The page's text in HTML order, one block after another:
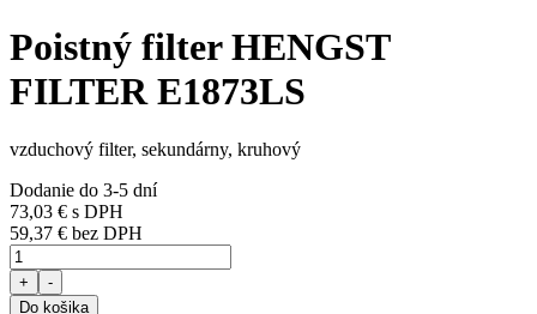
Poistný filter HENGST
FILTER E1873LS
vzduchový filter, sekundárny, kruhový
Dodanie do 3-5 dní
73,03 € s DPH
59,37 € bez DPH
+
-
Do košika